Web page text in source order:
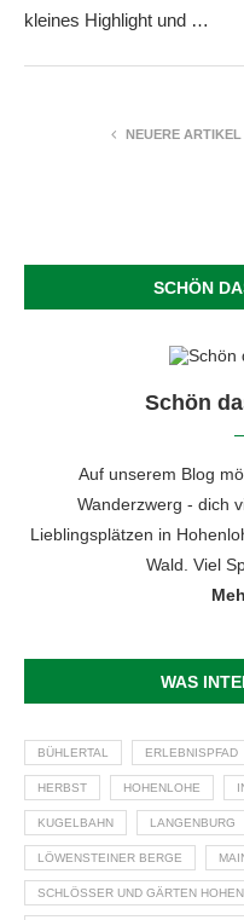
kleines Highlight und …
NEUERE ARTIKEL
SCHÖN
Schön
Auf unserem Blog
Wanderzwerg - dich
Lieblingsplätzen in
Wald. Viel
WAS
BÜHLERTAL ERLEBNISPFAD
HERBST HOHENLOHE
KUGELBAHN LANGENBURG
LÖWENSTEINER BERGE
SCHLÖSSER UND GÄRTEN